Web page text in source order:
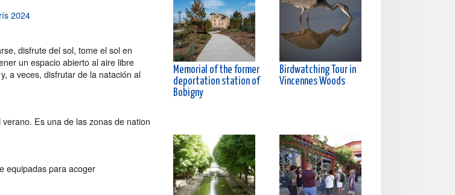
2024
disfrute del sol, tome el sol en
un espacio abierto al aire libre
a veces, disfrutar de la natación al
Es una de las zonas de nation
equipadas para acoger
Memorial of the former
deportation station of
Bobigny
Birdwatching Tour in
Vincennes Woods